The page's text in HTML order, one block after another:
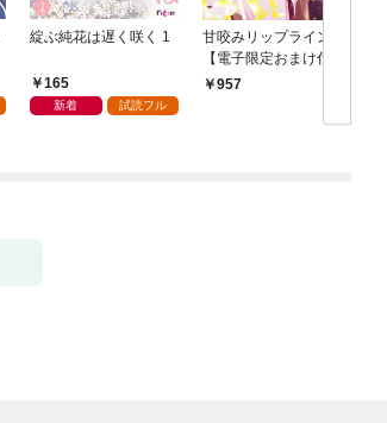
綻ぶ純花は遅く咲く 1
165
新着 試読フル
甘咬みリップライン
【電子限定おまけ付
き】957